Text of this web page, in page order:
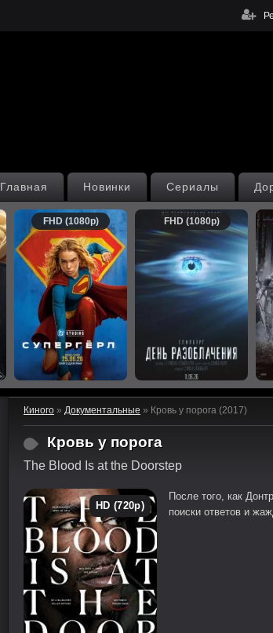
Сериалы
Новинки
Главная
FHD (1080p) FHD (1080p)
Киного » Документальные » Кровь у порога (2017)
Кровь у порога
The Blood Is at the Doorstep
HD (720p)
После того, как
поиски ответов и